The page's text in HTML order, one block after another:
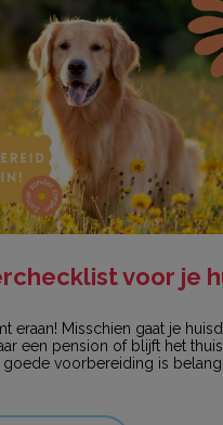
eraan! Misschien gaat je
een pension of blijft het
voorbereiding is